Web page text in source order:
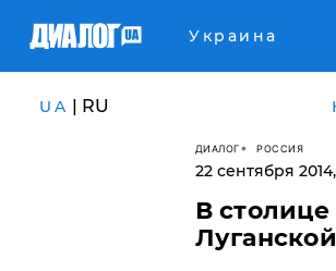
Украина
UA | RU
ДИАЛОГ РОССИЯ
22 сентября 2014,
В